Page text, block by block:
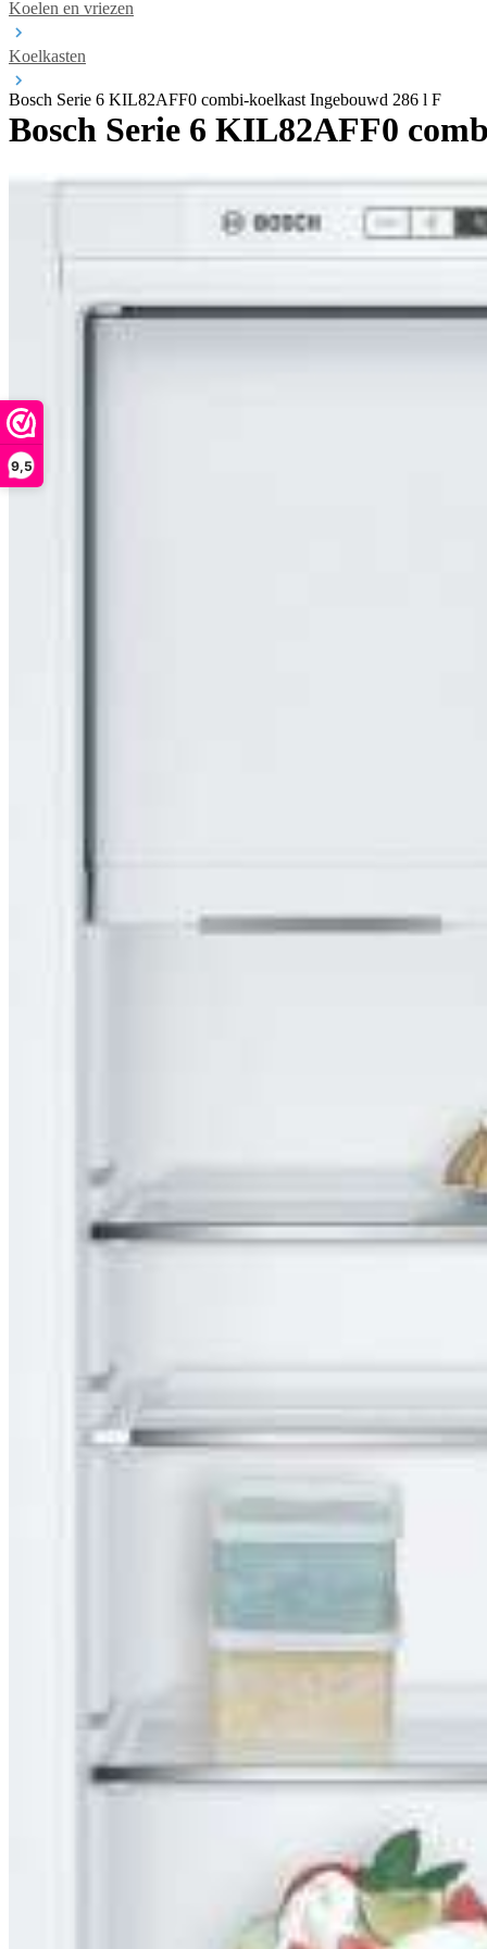
9,5
Koelen en vriezen
Koelkasten
Bosch Serie 6 KIL82AFF0 combi-koelkast Ingebouwd 286 l F
Bosch Serie 6 KIL82AFF0